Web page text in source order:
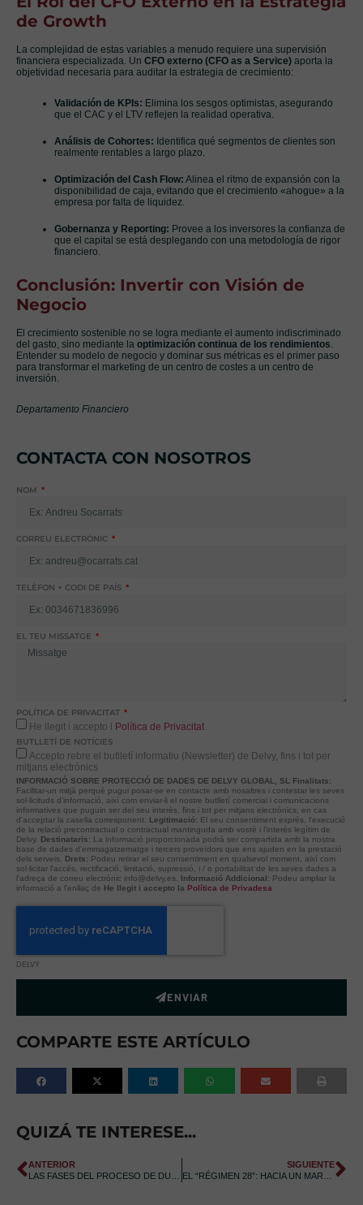
de Growth
La complejidad de estas variables a menudo requiere una supervisión
financiera especializada. Un CFO externo (CFO as a Service) aporta la
objetividad necesaria para auditar la estrategia de crecimiento:
Validación de KPIs: Elimina los sesgos optimistas, asegurando
que el CAC y el LTV reflejen la realidad operativa.
Análisis de Cohortes: Identifica qué segmentos de clientes son
realmente rentables a largo plazo.
Optimización del Cash Flow: Alinea el ritmo de expansión con la
disponibilidad de caja, evitando que el crecimiento «ahogue» a la
empresa por falta de liquidez.
Gobernanza y Reporting: Provee a los inversores la confianza de
que el capital se está desplegando con una metodología de rigor
financiero.
Conclusión: Invertir con Visión de
Negocio
El crecimiento sostenible no se logra mediante el aumento indiscriminado
del gasto, sino mediante la optimización continua de los rendimientos.
Entender su modelo de negocio y dominar sus métricas es el primer paso
para transformar el marketing de un centro de costes a un centro de
inversión.
Departamento Financiero
CONTACTA CON NOSOTROS
NOM
CORREU ELECTRÒNIC
TELÈFON + CODI DE PAÍS
EL TEU MISSATGE
POLÍTICA DE PRIVACITAT
He llegit i accepto l Política de Privacitat
BUTLLETÍ DE NOTÍCIES
Accepto rebre el butlletí informatiu (Newsletter) de Delvy, fins i tot per
mitjans electrònics
INFORMACIÓ SOBRE PROTECCIÓ DE DADES DE DELVY GLOBAL, SL Finalitats:
Facilitar-un mitjà perquè pugui posar-se en contacte amb nosaltres i contestar les seves
sol·licituds d'informació, així com enviar-li el nostre butlletí comercial i comunicacions
informatives que puguin ser del seu interès, fins i tot per mitjans electrònics, en cas
d'acceptar la casella corresponent. Legitimació: El seu consentiment exprés, l'execució
de la relació precontractual o contractual mantinguda amb vostè i l'interès legítim de
Delvy. Destinataris: La informació proporcionada podrà ser compartida amb la nostra
base de dades d'emmagatzematge i tercers proveïdors que ens ajuden en la prestació
dels serveis. Drets: Podeu retirar el seu consentiment en qualsevol moment, així com
sol·licitar l'accés, rectificació, limitació, supressió, i / o portabilitat de les seves dades a
l'adreça de correu electrònic info@delvy.es.
Informació Addicional: Podeu ampliar la
informació a l'enllaç de He llegit i accepto la Política de Privadesa
DELVY
ENVIAR
COMPARTE ESTE ARTÍCULO
QUIZÁ TE INTERESE...
ANTERIOR
SIGUIENTE